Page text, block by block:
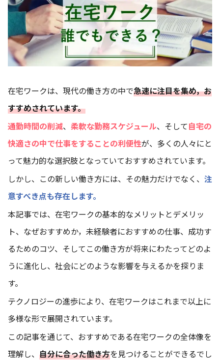
在宅ワークは、現代の働き方の中で急速に注目を集め，お
すすめされています。
通勤時間の削減、 柔軟な勤務スケジュール、そして自宅の
快適さの中で仕事をすることの利便性が、多くの人々にと
って魅力的な選択肢となっていておすすめされています。
しかし、この新しい働き方には、その魅力だけでなく、 注
意すべき点も存在します。
本記事では、在宅ワークの基本的なメリットとデメリッ
ト、なぜおすすめか，未経験者におすすめの仕事、成功す
るためのコツ、そしてこの働き方が将来にわたってどのよ
うに進化し、社会にどのような影響を与えるかを探りま
す。
テクノロジーの進歩により、在宅ワークはこれまで以上に
多様な形で展開されています。
この記事を通じて、おすすめである在宅ワークの全体像を
理解し、 自分に合った働き方を見つけることができるでし